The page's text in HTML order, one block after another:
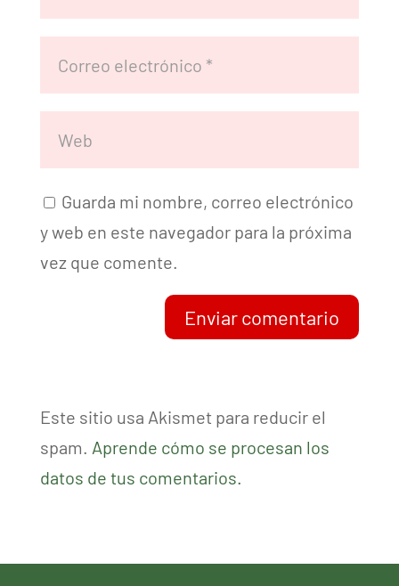
Guarda mi nombre, correo electrónico
y web en este navegador para la próxima
vez que comente.
Enviar comentario
Este sitio usa Akismet para reducir el
spam. Aprende cómo se procesan los
datos de tus comentarios.